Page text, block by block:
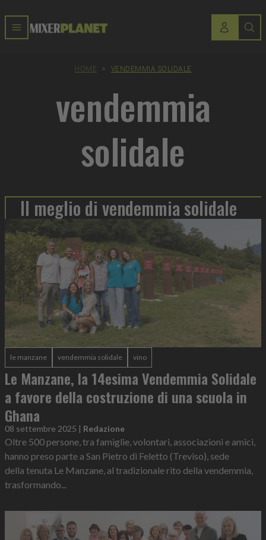
HOME > VENDEMMIA SOLIDALE
vendemmia
solidale
Il meglio di vendemmia solidale
le manzane vendemmia solidale vino
Le Manzane, la 14esima Vendemmia Solidale
a favore della costruzione di una scuola in
Ghana
08 settembre 2025 | Redazione
Oltre 500 persone, tra famiglie, volontari, associazioni e amici,
hanno preso parte a San Pietro di Feletto (Treviso), sede
della tenuta Le Manzane, al tradizionale rito della vendemmia,
trasformando...